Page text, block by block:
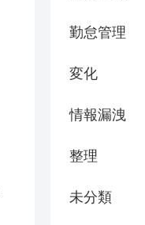
勤怠管理
変化
情報漏洩
整理
未分類